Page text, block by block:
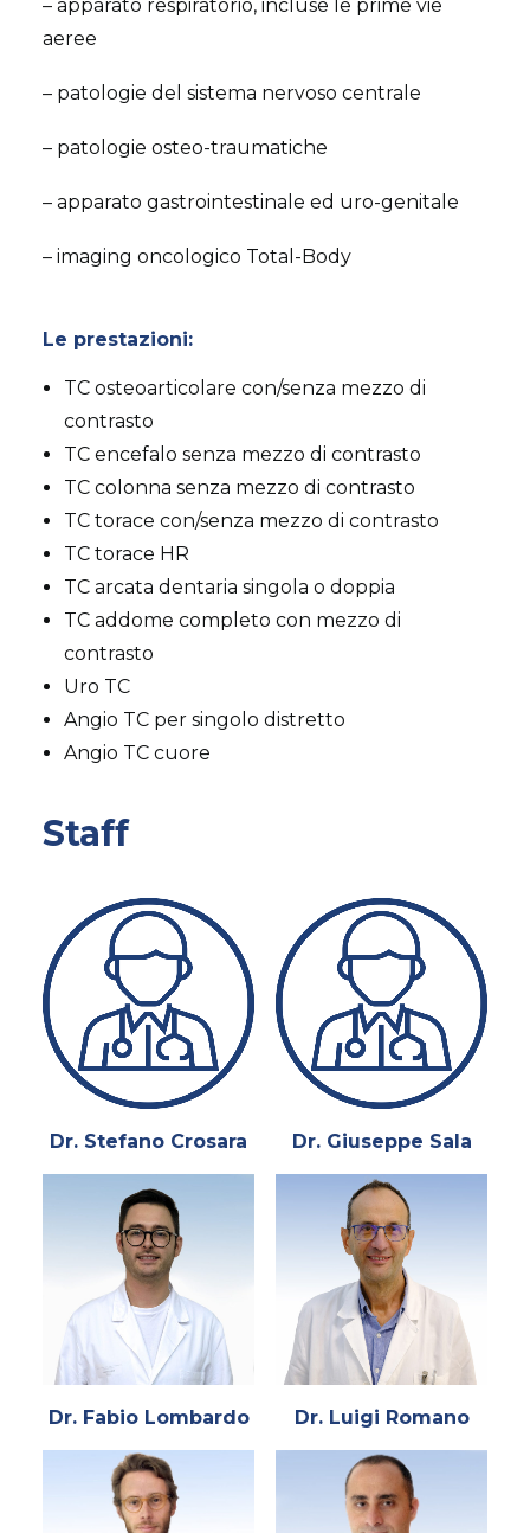
– apparato respiratorio, incluse le prime vie
aeree
– patologie del sistema nervoso centrale
– patologie osteo-traumatiche
– apparato gastrointestinale ed uro-genitale
– imaging oncologico Total-Body
Le prestazioni:
TC osteoarticolare con/senza mezzo di
contrasto
TC encefalo senza mezzo di contrasto
TC colonna senza mezzo di contrasto
TC torace con/senza mezzo di contrasto
TC torace HR
TC arcata dentaria singola o doppia
TC addome completo con mezzo di
contrasto
Uro TC
Angio TC per singolo distretto
Angio TC cuore
Staff
Dr. Stefano Crosara Dr. Giuseppe Sala
Dr. Fabio Lombardo Dr. Luigi Romano